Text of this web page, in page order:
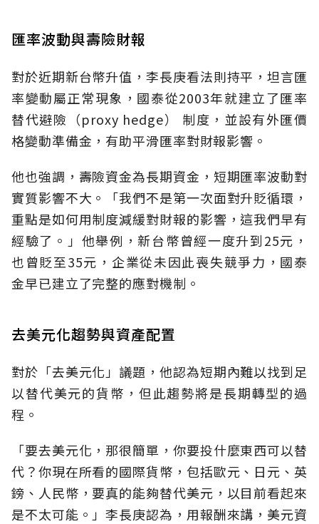
匯率波動與壽險財報
對於近期新台幣升值，李長庚看法則持平，坦言匯
率變動屬正常現象，國泰從2003年就建立了匯率
替代避險（proxy hedge） 制度，並設有外匯價
格變動準備金，有助平滑匯率對財報影響。
他也強調，壽險資金為長期資金，短期匯率波動對
實質影響不大。「我們不是第一次面對升貶循環，
重點是如何用制度減緩對財報的影響，這我們早有
經驗了。」他舉例，新台幣曾經一度升到25元，
也曾貶至35元，企業從未因此喪失競爭力，國泰
金早已建立了完整的應對機制。
去美元化趨勢與資產配置
對於「去美元化」議題，他認為短期內難以找到足
以替代美元的貨幣，但此趨勢將是長期轉型的過
程。
「要去美元化，那很簡單，你要投什麼東西可以替
代？你現在所看的國際貨幣，包括歐元、日元、英
鎊、人民幣，要真的能夠替代美元，以目前看起來
是不太可能。」李長庚認為，用報酬來講，美元資